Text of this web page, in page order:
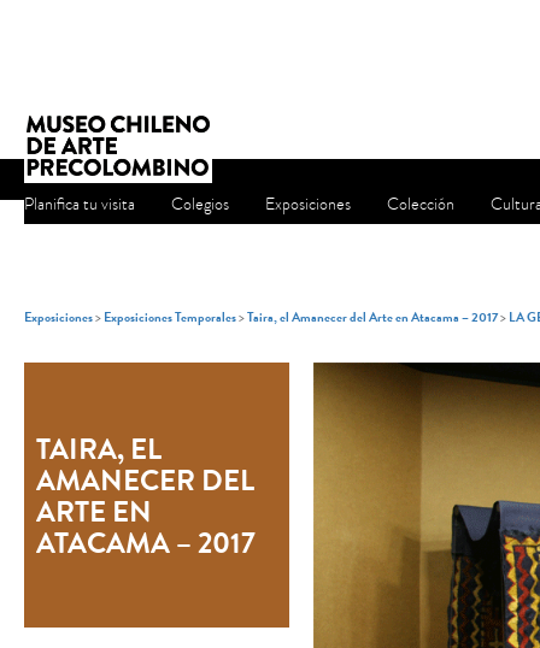
Planifica tu visita Colegios Exposiciones Colección
Exposiciones>Exposiciones Temporales>Taira, el Amanecer del Arte en Atacama – 2017>LA
TAIRA, EL
AMANECER DEL
ARTE EN
ATACAMA – 2017